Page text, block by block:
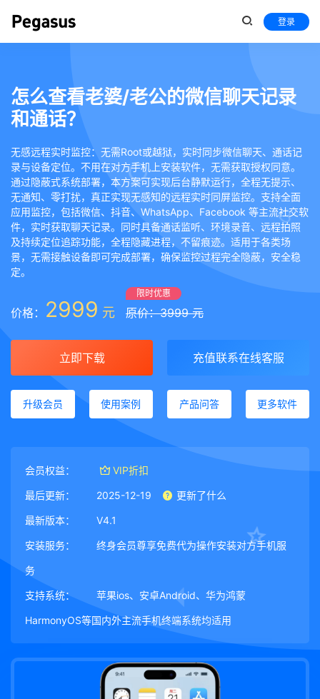
登录
怎么查看老婆/老公的微信聊天记录
和通话？
无感远程实时监控：无需Root或越狱，实时同步微信聊天、通话记
录与设备定位。不用在对方手机上安装软件，无需获取授权同意。
通过隐蔽式系统部署，本方案可实现后台静默运行，全程无提示、
无通知、零打扰，真正实现无感知的远程实时同屏监控。支持全面
应用监控，包括微信、抖音、WhatsApp、Facebook 等主流社交软
件，实时获取聊天记录。同时具备通话监听、环境录音、远程拍照
及持续定位追踪功能，全程隐藏进程，不留痕迹。适用于各类场
景，无需接触设备即可完成部署，确保监控过程完全隐蔽，安全稳
定。
价格： 2999 元
限时优惠
原价：3999 元
立即下载 充值联系在线客服
升级会员 使用案例 产品问答 更多软件
会员权益： VIP折扣
最后更新： 2025-12-19 更新了什么
最新版本： V4.1
安装服务： 终身会员尊享免费代为操作安装对方手机服
务
支持系统： 苹果ios、安卓Android、华为鸿蒙
HarmonyOS等国内外主流手机终端系统均适用